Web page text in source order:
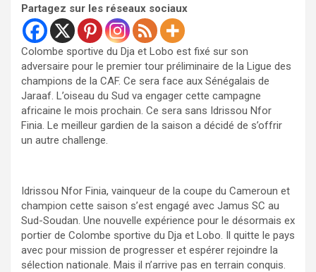
Partagez sur les réseaux sociaux
Colombe sportive du Dja et Lobo est fixé sur son
adversaire pour le premier tour préliminaire de la Ligue des
champions de la CAF. Ce sera face aux Sénégalais de
Jaraaf. L’oiseau du Sud va engager cette campagne
africaine le mois prochain. Ce sera sans Idrissou Nfor
Finia. Le meilleur gardien de la saison a décidé de s’offrir
un autre challenge.
Idrissou Nfor Finia, vainqueur de la coupe du Cameroun et
champion cette saison s’est engagé avec Jamus SC au
Sud-Soudan. Une nouvelle expérience pour le désormais ex
portier de Colombe sportive du Dja et Lobo. Il quitte le pays
avec pour mission de progresser et espérer rejoindre la
sélection nationale. Mais il n’arrive pas en terrain conquis.